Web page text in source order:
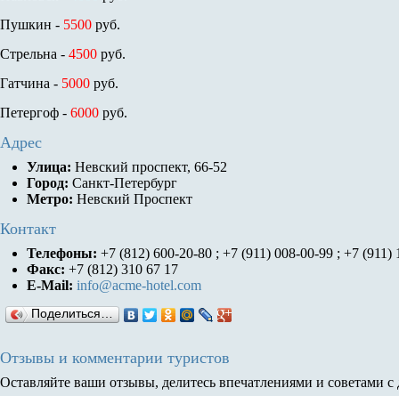
Пушкин - 5500 руб.
Стрельна - 4500 руб.
Гатчина - 5000 руб.
Петергоф - 6000 руб.
Адрес
Улица: Невский проспект, 66-52
Город: Санкт-Петербург
Метро: Невский Проспект
Контакт
Телефоны: +7 (812) 600-20-80 ; +7 (911) 008-00-99 ; +7 (911)
Факс: +7 (812) 310 67 17
E-Mail: info@acme-hotel.com
Поделиться…
Отзывы и комментарии туристов
Оставляйте ваши отзывы, делитесь впечатлениями и советами